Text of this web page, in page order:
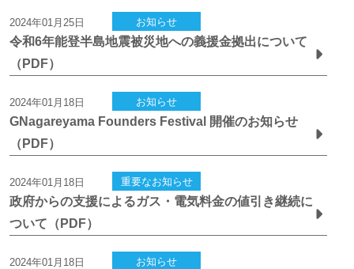
2024年01月25日 お知らせ
令和6年能登半島地震被災地への義援金拠出について
（PDF）
2024年01月18日 お知らせ
GNagareyama Founders Festival 開催のお知らせ
（PDF）
2024年01月18日 重要なお知らせ
政府からの支援によるガス・電気料金の値引き継続に
ついて（PDF）
2024年01月18日 お知らせ